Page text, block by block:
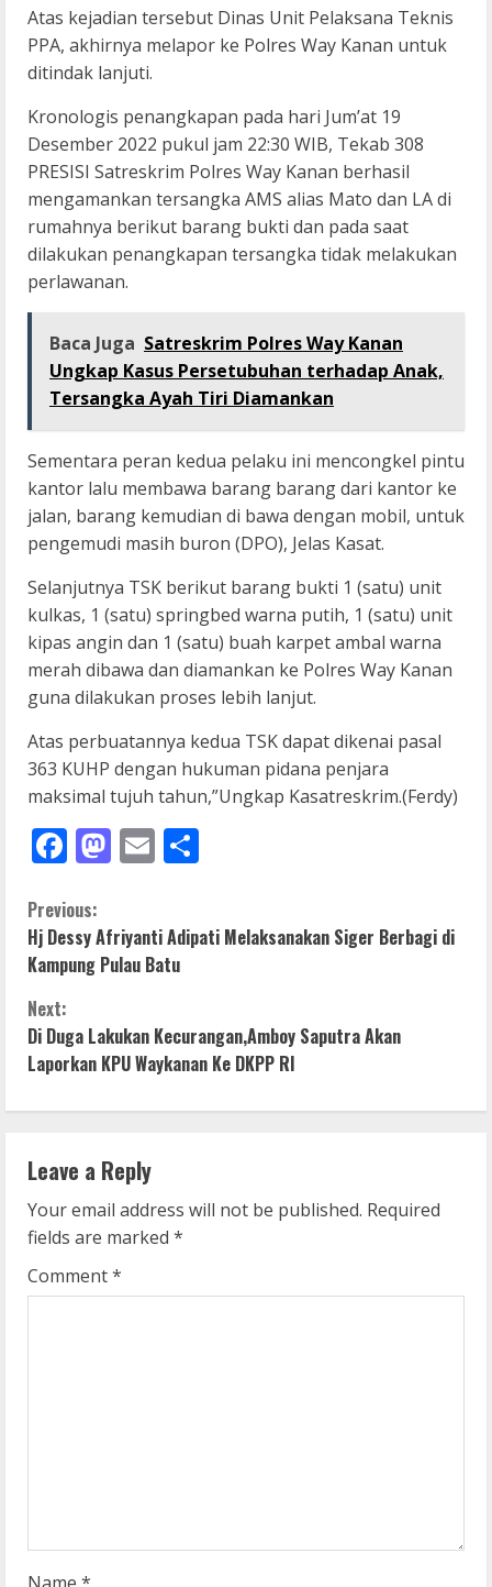
Atas kejadian tersebut Dinas Unit Pelaksana Teknis
PPA, akhirnya melapor ke Polres Way Kanan untuk
ditindak lanjuti.
Kronologis penangkapan pada hari Jum’at 19
Desember 2022 pukul jam 22:30 WIB, Tekab 308
PRESISI Satreskrim Polres Way Kanan berhasil
mengamankan tersangka AMS alias Mato dan LA di
rumahnya berikut barang bukti dan pada saat
dilakukan penangkapan tersangka tidak melakukan
perlawanan.
Baca Juga Satreskrim Polres Way Kanan
Ungkap Kasus Persetubuhan terhadap Anak,
Tersangka Ayah Tiri Diamankan
Sementara peran kedua pelaku ini mencongkel pintu
kantor lalu membawa barang barang dari kantor ke
jalan, barang kemudian di bawa dengan mobil, untuk
pengemudi masih buron (DPO), Jelas Kasat.
Selanjutnya TSK berikut barang bukti 1 (satu) unit
kulkas, 1 (satu) springbed warna putih, 1 (satu) unit
kipas angin dan 1 (satu) buah karpet ambal warna
merah dibawa dan diamankan ke Polres Way Kanan
guna dilakukan proses lebih lanjut.
Atas perbuatannya kedua TSK dapat dikenai pasal
363 KUHP dengan hukuman pidana penjara
maksimal tujuh tahun,”Ungkap Kasatreskrim.(Ferdy)
Facebook
Mastodon
Email
C
o
n
t
i
n
u
e
R
g
Previous:
Hj Dessy Afriyanti Adipati Melaksanakan Siger Berbagi di
Kampung Pulau Batu
Next:
Di Duga Lakukan Kecurangan,Amboy Saputra Akan
Laporkan KPU Waykanan Ke DKPP RI
Leave a Reply
Your email address will not be published. Required
fields are marked *
Comment*